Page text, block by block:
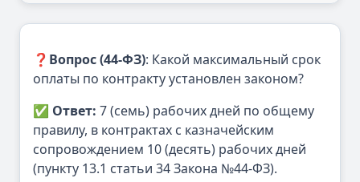
❓ Вопрос (44-ФЗ): Какой максимальный срок
оплаты по контракту установлен законом?
✅ Ответ: 7 (семь) рабочих дней по общему
правилу, в контрактах с казначейским
сопровождением 10 (десять) рабочих дней
(пункту 13.1 статьи 34 Закона №44-ФЗ).